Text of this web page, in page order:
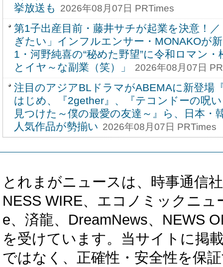
挙放送も
2026年08月07日 PRTimes
第1子出産目前・藤井サチが起業を決意！
ぎたい」インフルエンサー・MONAKOが
1・河野純喜の“秘めた野望”に令和ロマン
とイヤ～な副業（笑）」
2026年08月07日
注目のアジアBLドラマがABEMAに新登場
はじめ、『2gether』、『テコンドーの呪
見つけた～僕の最愛の友達～』ら、日本・
人気作品が勢揃い 2026年08月07日 PRTimes
とれまがニュースは、時事通信
NESS WIRE、エコノミックニ
e、済龍、DreamNews、NEWS
を受けています。当サイトに掲
ではなく、正確性・安全性を保